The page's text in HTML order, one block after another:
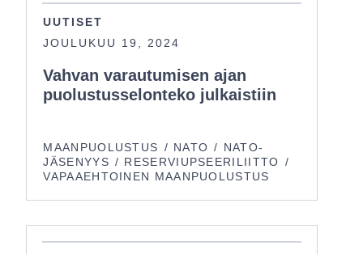
UUTISET
JOULUKUU 19, 2024
Vahvan varautumisen ajan
puolustusselonteko julkaistiin
MAANPUOLUSTUS NATO
NATO-
JÄSENYYS
RESERVIUPSEERILIITTO
VAPAAEHTOINEN MAANPUOLUSTUS